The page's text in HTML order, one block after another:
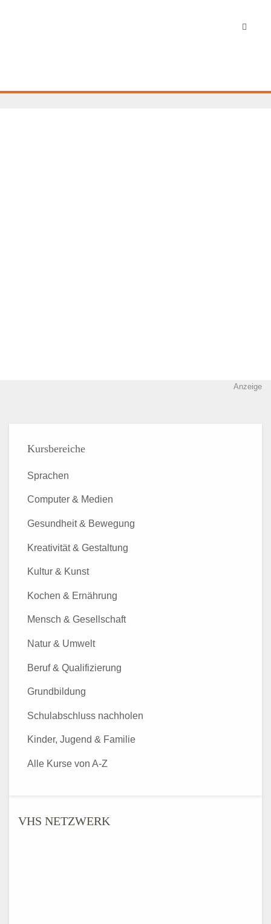
Anzeige
VHS NETZWERK
Kursbereiche
Sprachen
Computer & Medien
Gesundheit & Bewegung
Kreativität & Gestaltung
Kultur & Kunst
Kochen & Ernährung
Mensch & Gesellschaft
Natur & Umwelt
Beruf & Qualifizierung
Grundbildung
Schulabschluss nachholen
Kinder, Jugend & Familie
Alle Kurse von A-Z